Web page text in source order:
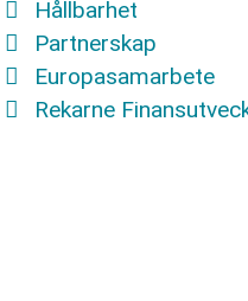
Hållbarhet
Partnerskap
Europasamarbete
Rekarne